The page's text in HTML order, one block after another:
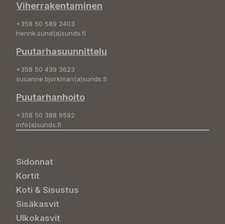
Viherrakentaminen
+358 50 589 2403
henrik.sund(a)sunds.fi
Puutarhasuunnittelu
+358 50 439 3623
susanne.bjorkman(a)sunds.fi
Puutarhanhoito
+358 50 388 9592
info(a)sunds.fi
Sidonnat
Kortit
Koti & Sisustus
Sisäkasvit
Ulkokasvit